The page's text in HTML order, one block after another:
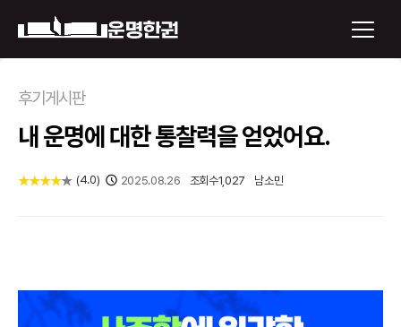
운명한권 보기
미래 배우자 얼굴
신년운세
회원가입
후기게시판
내 운명에 대한 통찰력을 얻었어요.
★★★★★ (4.0) 2025.08.26 조회수1,027 남소민